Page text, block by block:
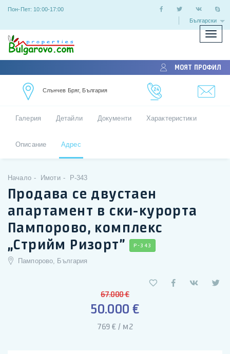
Пон-Пет: 10:00-17:00
Български
МОЯТ ПРОФИЛ
Слънчев Бряг, България
Галерия Детайли Документи Характеристики
Описание Адрес
Начало Имоти P-343
Продава се двустаен
апартамент в ски-курорта
Пампорово, комплекс
„Стрийм Ризорт”
P-343
Пампорово, България
67.000 €
50.000 €
769 € / м2